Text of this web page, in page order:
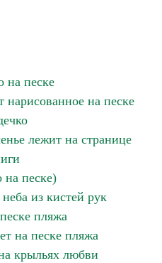
на песке
на песке
лежит на странице
на песке)
из кистей рук
пляжа
на песке пляжа
крыльях любви